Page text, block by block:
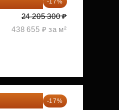
24 205 300 ₽
438 655 ₽ за м²
-17%